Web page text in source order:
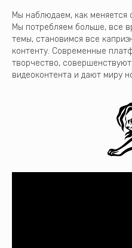
Мы наблюдаем, как меняется
Мы потребляем больше, все
темы, становимся все
контенту. Современные
творчество,
видеоконтента и дают миру